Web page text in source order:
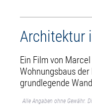
Architektur
Ein Film von
Wohnungsbaus
grundlegende
Alle Angaben ohne Gewähr.